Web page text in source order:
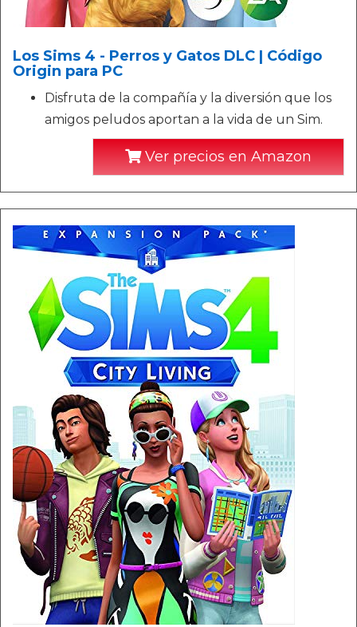
Los Sims 4 - Perros y Gatos DLC | Código
Origin para PC
Disfruta de la compañía y la diversión que los
amigos peludos aportan a la vida de un Sim.
Ver precios en Amazon